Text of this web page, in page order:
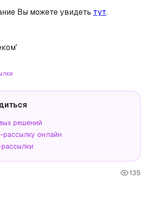
Вы можете увидеть тут.
решений
онлайн
135